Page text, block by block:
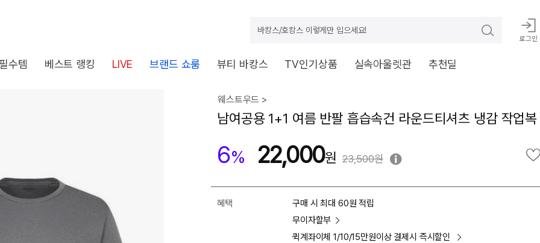
바캉스/호캉스 이렇게만 입으세요!
로그인
수템 베스트 랭킹 LIVE 브랜드 쇼룸 뷰티 바캉스 TV인기상품 실속아울렛관 추천딜
웨스트우드 >
남여공용 1+1 여름 반팔 흡습속건 라운드티셔츠 냉감 작업복
6% 22,000 23,500원
혜택
구매 시 최대 60원 적립
무이자할부
퀵계좌이체 1/10/15만원이상 결제시 즉시할인